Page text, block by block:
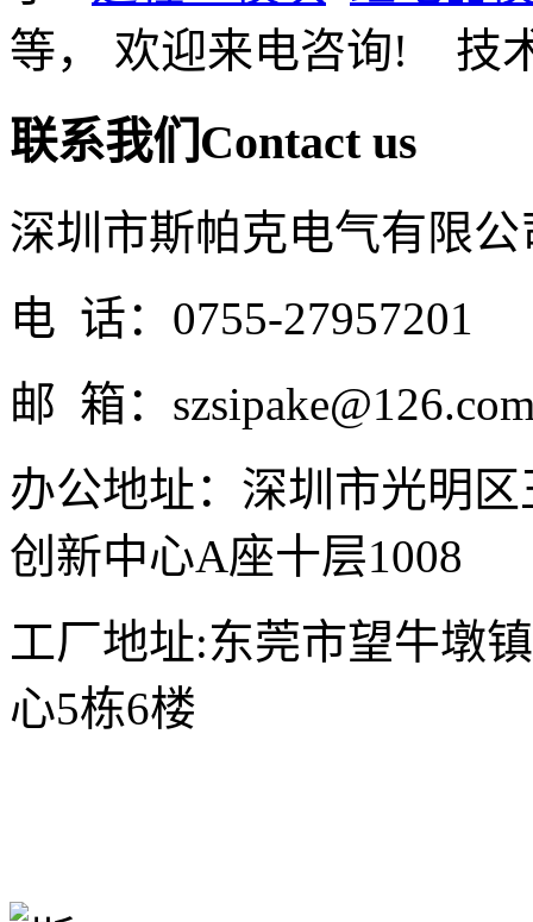
等， 欢迎来电咨询! 技
联系我们 Contact us
深圳市斯帕克电气有限公
电 话：0755-27957201
邮 箱：
办公地址：深圳市光明
创新中心A座十层1008
工厂地址:东莞市望牛墩
心5栋6楼